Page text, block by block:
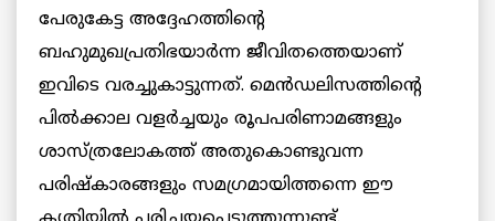
പേരുകേട്ട അദ്ദേഹത്തിന്റെ
ബഹുമുഖപ്രതിഭയാര്‍ന്ന ജീവിതത്തെയാണ്
ഇവിടെ വരച്ചുകാട്ടുന്നത്. മെന്‍ഡലിസത്തിന്റെ
പില്‍ക്കാല വളര്‍ച്ചയും രൂപപരിണാമങ്ങളും
ശാസ്ത്രലോകത്ത് അതുകൊണ്ടുവന്ന
പരിഷ്‌കാരങ്ങളും സമഗ്രമായിത്തന്നെ ഈ